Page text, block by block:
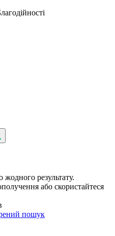
жодного результату.
або скористайтеся
пошук